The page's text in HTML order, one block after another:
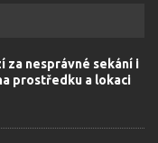
za nesprávné sekání i
prostředku a lokaci